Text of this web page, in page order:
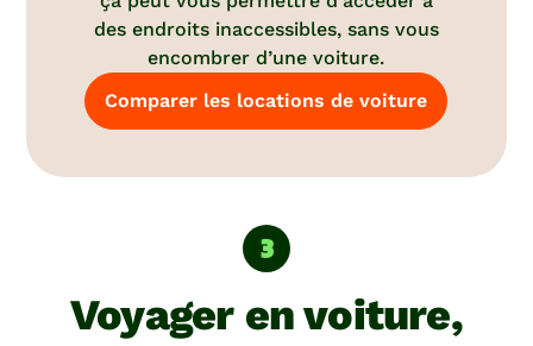
des endroits inaccessibles, sans vous
encombrer d’une voiture.
Comparer les locations de voiture
Voyager en voiture,